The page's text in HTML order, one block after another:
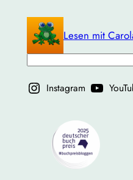
springen
Lesen mit
Instagram